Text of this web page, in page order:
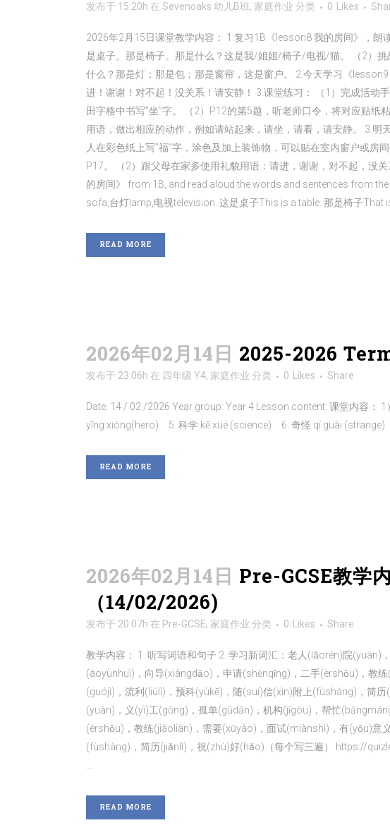
发布于 15:20h 在 Sevenoaks 幼儿B班, 家庭作业 分类 0 Likes
2026年2月15日课堂教学内容： 1.复习1B《lesson8 我的房间》，
是桌子。那是椅子。那是什么？这是我/姐姐/椅子/电视/猫。 （2）
什么？那是灯；那是包；那是窗帘，这是窗户。 2.今天学习《
进！谢谢！对不起！没关系！请安静！ 3.课堂练习： （1）完成活动
田字格中书写"坐”字。 （2）P12的第5题，听老师口令，将对应贴
用语，做出相应的动作，例如请站起来，请坐，请看，请安静。 3.
人在彩色纸上写"福”字，涂色及加上装饰物，可以贴在室内窗户或
P17。 （2）跟父母在家多使用礼貌用语：请进，谢谢，对不起，没
的房间》 from 1B, and read aloud the words and sentences from
sofa,台灯lamp,电视television. 这是桌子This is a table. 那是椅子That
READ MORE
2026年02月14日 2025-2026
发布于 23:06h 在 四年级 Y4, 家庭作业 分类 0 Likes Share
Date: 14 / 02 /2026 Year group: Year 4 Lesson content: 课堂内容
yīng xióng(hero) 5. 科学 kē xué (science) 6. 奇怪 qí guài
READ MORE
2026年02月14日 Pre-GCSE教学
（14/02/2026)
发布于 20:07h 在 Pre-GCSE, 家庭作业 分类 0 Likes Share
教学内容： 1. 听写词语和句子 2. 学习新词汇：老人(lǎorén)院
(àoyùnhuì)，向导(xiàngdǎo)，申请(shēnqǐng)，二手(èrshǒu)，教
(guójì)，流利(liúlì)，预科(yùkē)，随(suí)信(xìn)附上(fùshàng)，简
(yuàn)，义(yì)工(gōng)，孤单(gūdān)，机构(jīgòu)，帮忙
(èrshǒu)，教练(jiàoliàn)，需要(xūyào)，面试(miànshì)，有(yǒu)意
(fùshàng)，简历(jiǎnlì)，祝(zhù)好(hǎo)（每个写三遍） https://
READ MORE